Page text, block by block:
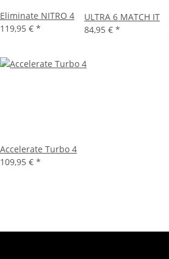
Eliminate NITRO 4
119,95 € *
ULTRA 6 MATCH IT
84,95 € *
Accelerate Turbo 4
109,95 € *